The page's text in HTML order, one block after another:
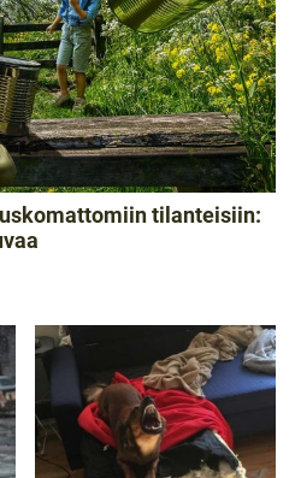
tilanteisiin: